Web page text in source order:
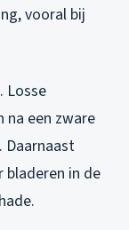
vooral bij
Losse
na een zware
Daarnaast
in de